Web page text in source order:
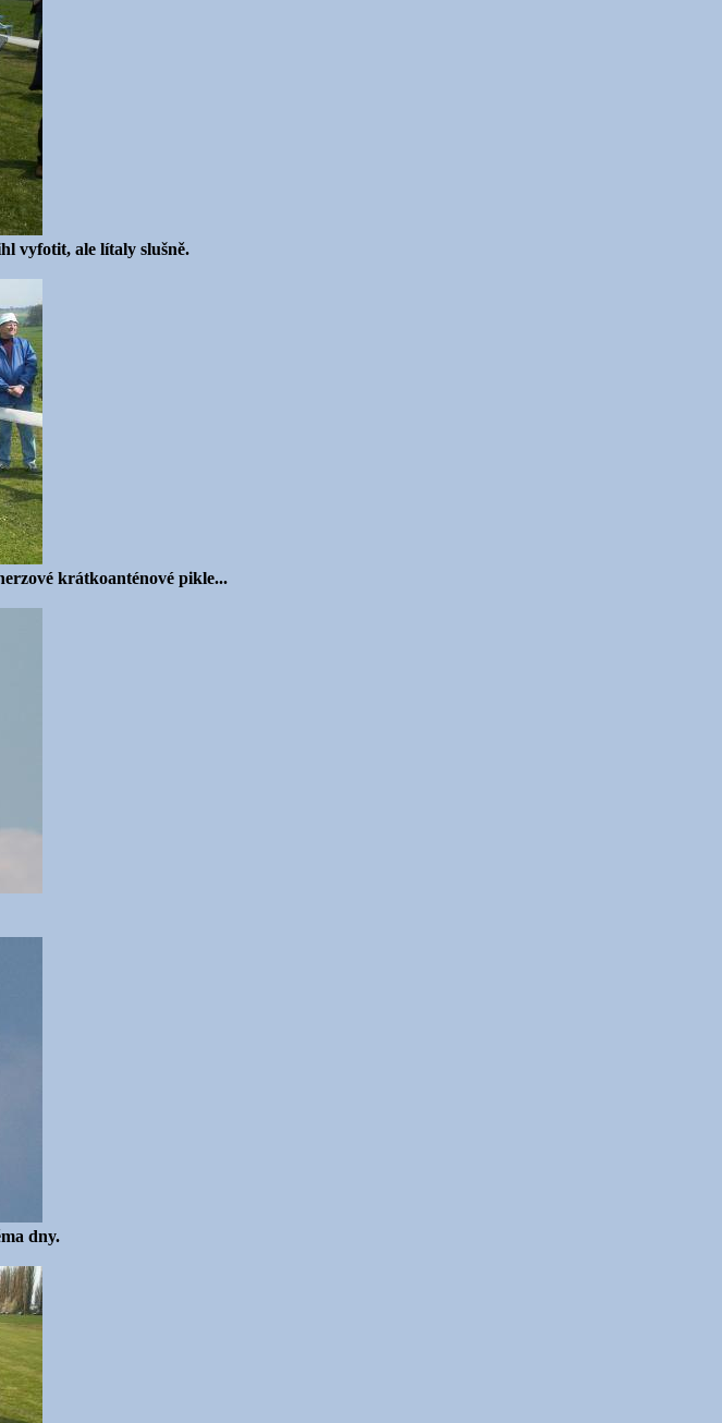
vyfotit, ale lítaly slušně.
krátkoanténové pikle...
dny.